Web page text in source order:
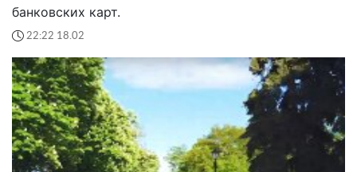
банковских карт.
22:22 18.02